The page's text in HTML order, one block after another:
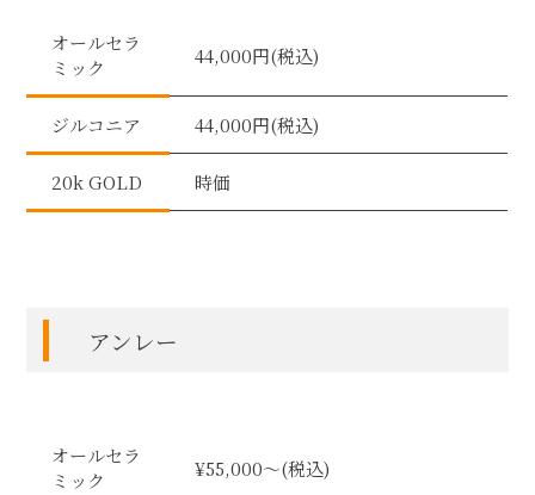
オールセラ
ミック
44,000円(税込)
ジルコニア 44,000円(税込)
20k GOLD 時価
アンレー
オールセラ
ミック
¥55,000〜(税込)